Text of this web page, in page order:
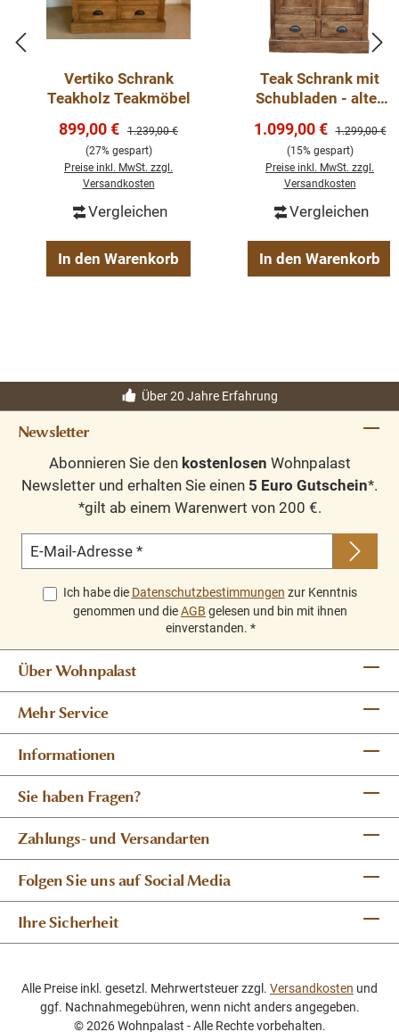
Vertiko Schrank
Teakholz Teakmöbel
Verkaufspreis:
899,00 € Regulärer Preis:
1.239,00 €
(27% gespart)
Preise inkl. MwSt. zzgl.
Versandkosten
Vergleichen
In den Warenkorb
Teak Schrank mit
Schubladen - altes
Verkaufspreis:
1.099,00 € Regulärer
1.299,00 €
(15% gespart)
Preise inkl. MwSt. zzgl.
Versandkosten
Vergleichen
In den Warenkorb
Über 20 Jahre Erfahrung
Newsletter
Abonnieren Sie den kostenlosen Wohnpalast
Newsletter und erhalten Sie einen 5 Euro Gutschein*.
*gilt ab einem Warenwert von 200 €.
E-Mail-Adresse *
Ich habe die Datenschutzbestimmungen zur Kenntnis
genommen und dieAGB gelesen und bin mit ihnen
einverstanden. *
Über Wohnpalast
Mehr Service
Informationen
Sie haben Fragen?
Zahlungs- und Versandarten
Folgen Sie uns auf Social Media
Ihre Sicherheit
Alle Preise inkl. gesetzl. Mehrwertsteuer zzgl. Versandkosten und
ggf. Nachnahmegebühren, wenn nicht anders angegeben.
© 2026 Wohnpalast - Alle Rechte vorbehalten.